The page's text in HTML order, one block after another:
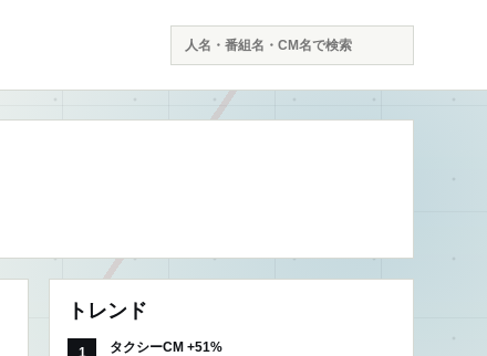
索
トレンド
タクシーCM +51%